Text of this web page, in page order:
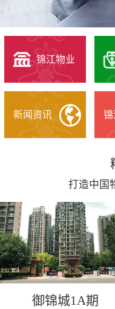
锦江物业
新闻资讯 锦
打造中国
御锦城1A期